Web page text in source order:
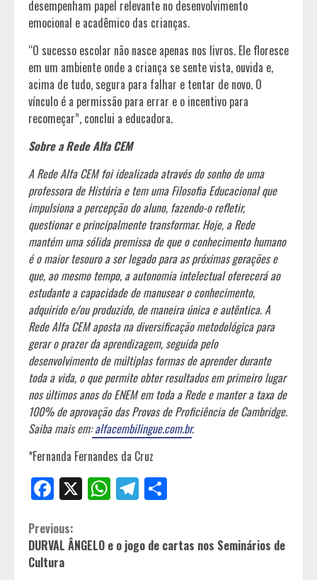
desempenham papel relevante no desenvolvimento
emocional e acadêmico das crianças.
“O sucesso escolar não nasce apenas nos livros. Ele floresce
em um ambiente onde a criança se sente vista, ouvida e,
acima de tudo, segura para falhar e tentar de novo. O
vínculo é a permissão para errar e o incentivo para
recomeçar”, conclui a educadora.
Sobre a Rede Alfa CEM
A Rede Alfa CEM foi idealizada através do sonho de uma
professora de História e tem uma Filosofia Educacional que
impulsiona a percepção do aluno, fazendo-o refletir,
questionar e principalmente transformar. Hoje, a Rede
mantém uma sólida premissa de que o conhecimento humano
é o maior tesouro a ser legado para as próximas gerações e
que, ao mesmo tempo, a autonomia intelectual oferecerá ao
estudante a capacidade de manusear o conhecimento,
adquirido e/ou produzido, de maneira única e autêntica. A
Rede Alfa CEM aposta na diversificação metodológica para
gerar o prazer da aprendizagem, seguida pelo
desenvolvimento de múltiplas formas de aprender durante
toda a vida, o que permite obter resultados em primeiro lugar
nos últimos anos do ENEM em toda a Rede e manter a taxa de
100% de aprovação das Provas de Proficiência de Cambridge.
Saiba mais em:alfacembilingue.com.br.
*Fernanda Fernandes da Cruz
Facebook
X WhatsApp
Telegram
Continue
Reading
Previous:
DURVAL ÂNGELO e o jogo de cartas nos Seminários de
Cultura